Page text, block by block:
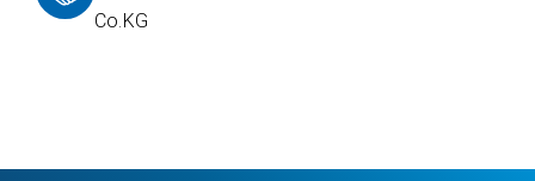
Co.KG